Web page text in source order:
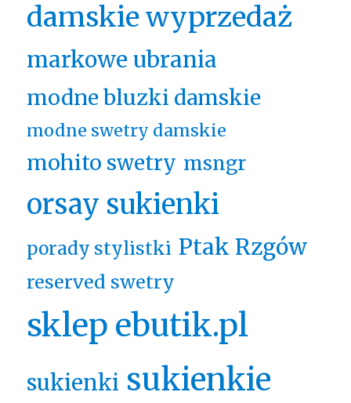
damskie wyprzedaż
markowe ubrania
modne bluzki damskie
modne swetry damskie
mohito swetry msngr
orsay sukienki
porady stylistki Ptak Rzgów
reserved swetry
sklep ebutik.pl
sukienki sukienkie